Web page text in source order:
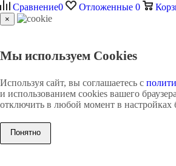
Сравнение0 Отложенные 0
×
Мы используем Cookies
Используя сайт, вы соглашаетесь с
и использованием cookies вашего
отключить в любой момент в настройках
Понятно